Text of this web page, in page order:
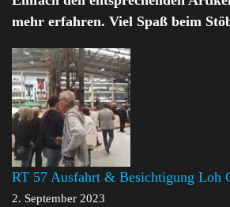
mehr erfahren. Viel Spaß beim
RT 57 Ausfahrt & Besichtigung Loh
2. September 2023